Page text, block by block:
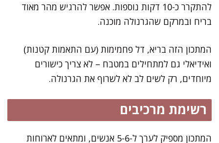
להתקרר כ-10 דקות נוספות. אפשר להרגיש מהר מאוד
בריח ובמרקם שהגרנולה מוכנה.
המתכון הזה בריא, דל פחמימות (עם התאמות קטנות)
ואידיאלי גם למתחילים במטבח – לא צריך כישורים
מיוחדים, רק לשים לב לא לשרוף את הגרנולה.
רשימת מרכיבים
המתכון מספיק לערך ל-5-6 אנשים, ומתאים לארוחות